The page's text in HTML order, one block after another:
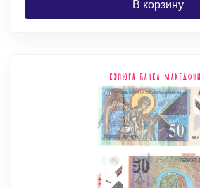
В корзину